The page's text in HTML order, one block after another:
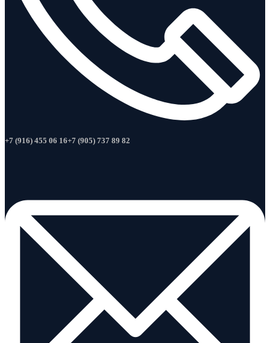
+7 (916) 455 06 16+7 (905) 737 89 82